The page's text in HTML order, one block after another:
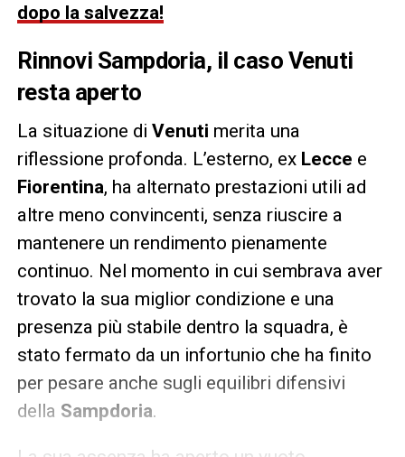
dopo la salvezza!
Rinnovi Sampdoria, il caso Venuti
resta aperto
La situazione di Venuti merita una
riflessione profonda. L’esterno, ex Lecce e
Fiorentina, ha alternato prestazioni utili ad
altre meno convincenti, senza riuscire a
mantenere un rendimento pienamente
continuo. Nel momento in cui sembrava aver
trovato la sua miglior condizione e una
presenza più stabile dentro la squadra, è
stato fermato da un infortunio che ha finito
per pesare anche sugli equilibri difensivi
della Sampdoria.